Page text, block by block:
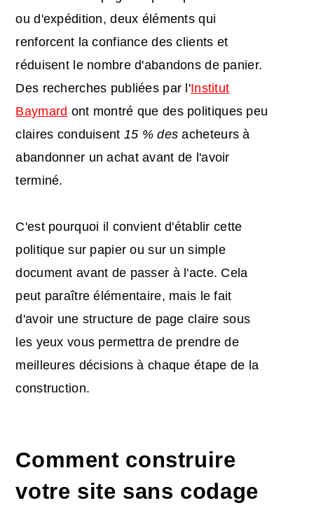
ou d'expédition, deux éléments qui
renforcent la confiance des clients et
réduisent le nombre d'abandons de panier.
Des recherches publiées par l'Institut
Baymard ont montré que des politiques peu
claires conduisent 15 % des acheteurs à
abandonner un achat avant de l'avoir
terminé.
C'est pourquoi il convient d'établir cette
politique sur papier ou sur un simple
document avant de passer à l'acte. Cela
peut paraître élémentaire, mais le fait
d'avoir une structure de page claire sous
les yeux vous permettra de prendre de
meilleures décisions à chaque étape de la
construction.
Comment construire
votre site sans codage